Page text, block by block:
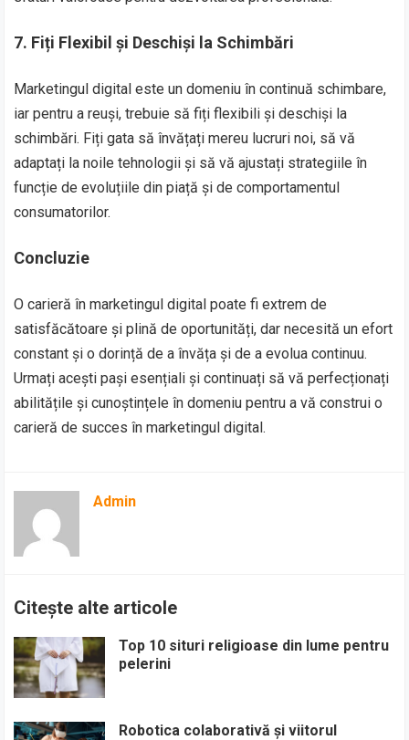
7. Fiți Flexibil și Deschiși la Schimbări
Marketingul digital este un domeniu în continuă schimbare,
iar pentru a reuși, trebuie să fiți flexibili și deschiși la
schimbări. Fiți gata să învățați mereu lucruri noi, să vă
adaptați la noile tehnologii și să vă ajustați strategiile în
funcție de evoluțiile din piață și de comportamentul
consumatorilor.
Concluzie
O carieră în marketingul digital poate fi extrem de
satisfăcătoare și plină de oportunități, dar necesită un efort
constant și o dorință de a învăța și de a evolua continuu.
Urmați acești pași esențiali și continuați să vă perfecționați
abilitățile și cunoștințele în domeniu pentru a vă construi o
carieră de succes în marketingul digital.
Admin
Citește alte articole
Top 10 situri religioase din lume pentru
pelerini
Robotica colaborativă și viitorul